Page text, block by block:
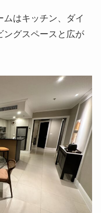
はキッチン、ダイ
ングスペースと広が